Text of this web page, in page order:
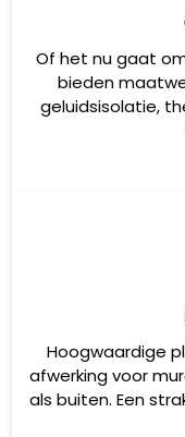
Of het nu gaat
bieden
geluidsisolatie,
Hoogwaardige
afwerking voor
als buiten. Een